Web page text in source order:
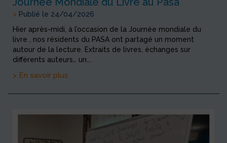
> Publié le 24/04/2026
Hier après-midi, à l’occasion de la Journée mondiale du
livre , nos résidents du PASA ont partagé un moment
autour de la lecture. Extraits de livres, échanges sur
différents auteurs… un...
> En savoir plus